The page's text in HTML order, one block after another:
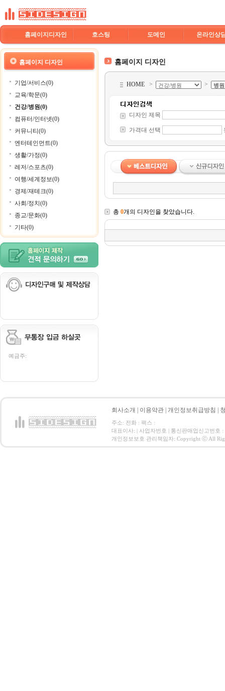
홈페이지디자인 호스팅 도메인 온라인상
홈페이지 디자인
기업/서비스(0)
교육/학문(0)
건강/병원(0)
컴퓨터/인터넷(0)
커뮤니티(0)
엔터테인먼트(0)
생활/가정(0)
레저/스포츠(0)
여행/세계정보(0)
경제/재테크(0)
사회/정치(0)
종교/문화(0)
기타(0)
예금주:
홈페이지 디자인
HOME > >
디자인 제목
가격대 선택
총 0개의 디자인을 찾았습니다.
회사소개 이용약관 개인정보취급방침
주소: 전화 : 팩스 :
대표이사: | 사업자번호 | 통신판매업신고번호 :
개인정보보호 관리책임자: Copyright ⓒ All